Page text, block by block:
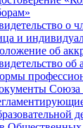
о
и
об
об